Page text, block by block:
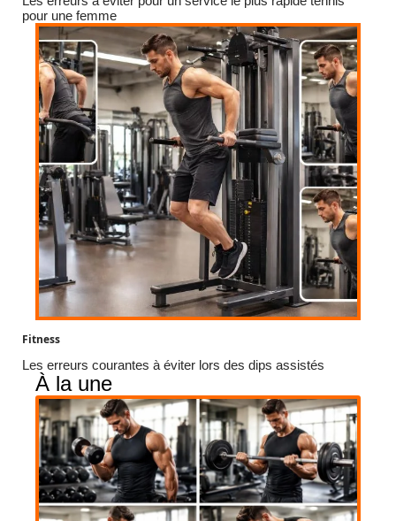
pour une femme
Fitness
Les erreurs courantes à éviter lors des dips assistés
À la une